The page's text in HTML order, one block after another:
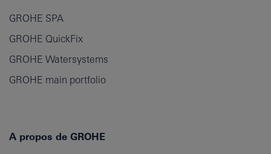
GROHE SPA
GROHE QuickFix
GROHE Watersystems
GROHE main portfolio
A propos de GROHE